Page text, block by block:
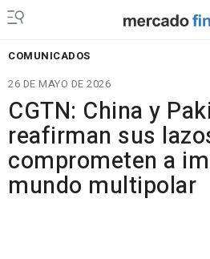
COMUNICADOS
26 DE MAYO DE 2026
CGTN: China y
reafirman sus
comprometen a
mundo multipolar